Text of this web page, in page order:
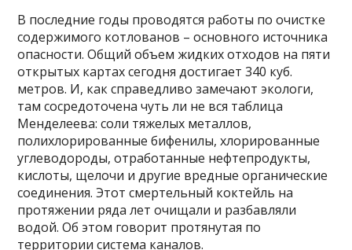
В последние годы проводятся работы по очистке
содержимого котлованов – основного источника
опасности. Общий объем жидких отходов на пяти
открытых картах сегодня достигает 340 куб.
метров. И, как справедливо замечают экологи,
там сосредоточена чуть ли не вся таблица
Менделеева: соли тяжелых металлов,
полихлорированные бифенилы, хлорированные
углеводороды, отработанные нефтепродукты,
кислоты, щелочи и другие вредные органические
соединения. Этот смертельный коктейль на
протяжении ряда лет очищали и разбавляли
водой. Об этом говорит протянутая по
территории система каналов.